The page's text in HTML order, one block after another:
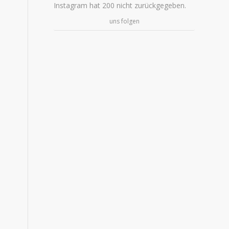
Instagram hat 200 nicht zurückgegeben.
uns folgen